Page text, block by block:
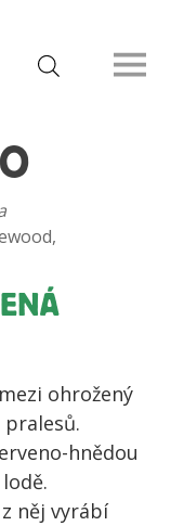
ohrožený
hnědou
něj vyrábí